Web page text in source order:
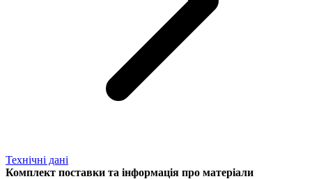
Технічні дані
Комплект поставки та інформація про матеріали